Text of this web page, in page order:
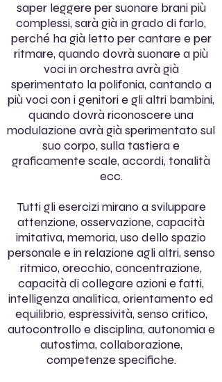
saper leggere per suonare brani più
complessi, sarà già in grado di farlo,
perché ha già letto per cantare e per
ritmare, quando dovrà suonare a più
voci in orchestra avrà già
sperimentato la polifonia, cantando a
più voci con i genitori e gli altri bambini,
quando dovrà riconoscere una
modulazione avrà già sperimentato sul
suo corpo, sulla tastiera e
graficamente scale, accordi, tonalità
ecc.
Tutti gli esercizi mirano a sviluppare
attenzione, osservazione, capacità
imitativa, memoria, uso dello spazio
personale e in relazione agli altri, senso
ritmico, orecchio, concentrazione,
capacità di collegare azioni e fatti,
intelligenza analitica, orientamento ed
equilibrio, espressività, senso critico,
autocontrollo e disciplina, autonomia e
autostima, collaborazione,
competenze specifiche.